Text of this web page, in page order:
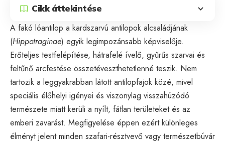
Cikk áttekintése
A fakó lóantilop a kardszarvú antilopok alcsaládjának
(Hippotraginae) egyik legimpozánsabb képviselője.
Erőteljes testfelépítése, hátrafelé ívelő, gyűrűs szarvai és
feltűnő arcfestése összetéveszthetetlenné teszik. Nem
tartozik a leggyakrabban látott antilopfajok közé, mivel
speciális élőhelyi igényei és viszonylag visszahúzódó
természete miatt kerüli a nyílt, fátlan területeket és az
emberi zavarást. Megfigyelése éppen ezért különleges
élményt jelent minden szafari-résztvevő vagy természetbúvár